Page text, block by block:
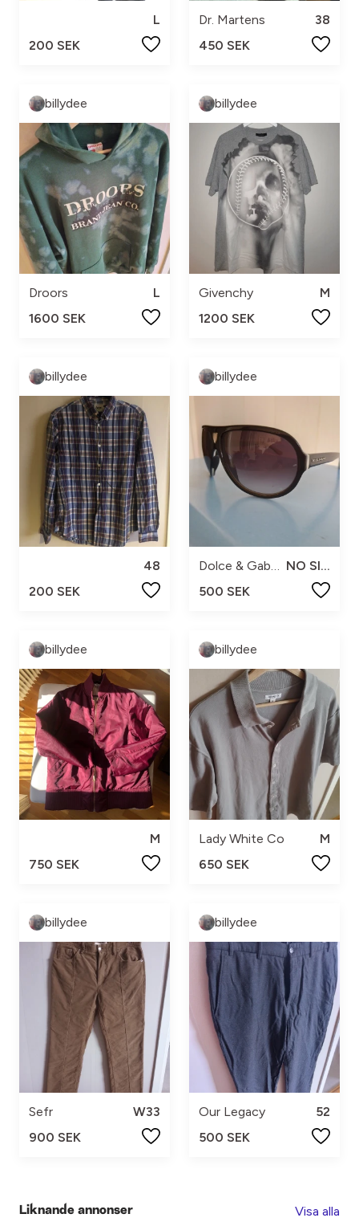
L
200 SEK
Dr. Martens
38
450 SEK
billydee
Droors
L
1600 SEK
billydee
Givenchy
M
1200 SEK
billydee
48
200 SEK
billydee
NO SIZE
500 SEK
billydee
M
750 SEK
billydee
Lady White Co
M
650 SEK
billydee
Sefr
W33
900 SEK
billydee
Our Legacy
52
500 SEK
Liknande annonser Visa alla